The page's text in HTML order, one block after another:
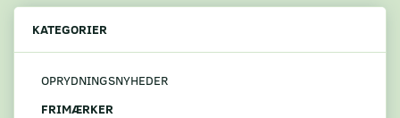
KATEGORIER
OPRYDNINGSNYHEDER
FRIMÆRKER